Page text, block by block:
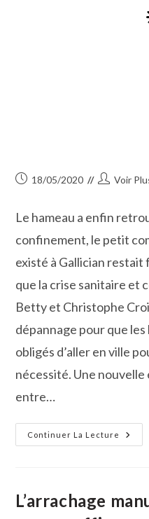
Publication
18/05/2020
Auteur/
publication
Voir
Le hameau a enfin
confinement, le petit
existé à Gallician restait
que la crise sanitaire et
Betty et Christophe
dépannage pour que
obligés d’aller en ville
nécessité. Une nouvelle
entre…
Continuer La Lecture
De
Cat
L’arrachage